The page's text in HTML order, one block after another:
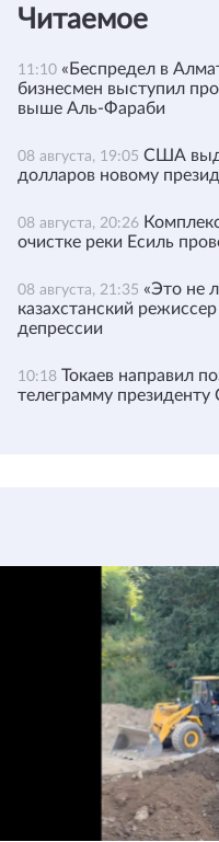
Читаемое
11:10 «Беспредел в
бизнесмен выступил
выше Аль-Фараби
08 августа, 19:05 США
долларов новому
08 августа, 20:26
очистке реки Есиль
08 августа, 21:35 «Это не
казахстанский
депрессии
10:18 Токаев направил
телеграмму президенту